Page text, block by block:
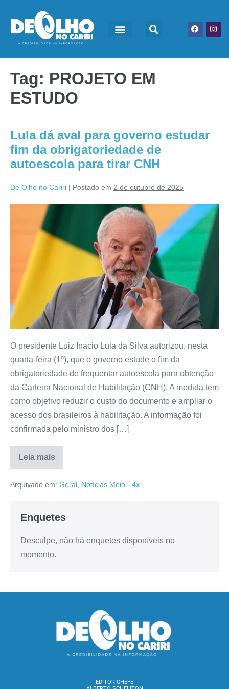
Tag: PROJETO EM
ESTUDO
Lula dá aval para governo estudar
fim da obrigatoriedade de
autoescola para tirar CNH
De Olho no Cariri | Postado em 2 de outubro de 2025
O presidente Luiz Inácio Lula da Silva autorizou, nesta
quarta-feira (1º), que o governo estude o fim da
obrigatoriedade de frequentar autoescola para obtenção
da Carteira Nacional de Habilitação (CNH). A medida tem
como objetivo reduzir o custo do documento e ampliar o
acesso dos brasileiros à habilitação. A informação foi
confirmada pelo ministro dos […]
Leia mais
Arquivado em: Geral Notícias Meio - 4x
Enquetes
Desculpe, não há enquetes disponíveis no
momento.
EDITOR CHEFE